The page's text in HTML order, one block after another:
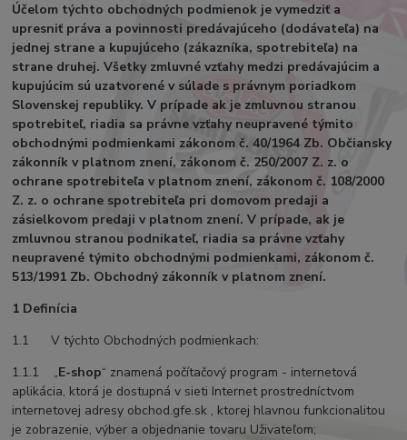
Účelom týchto obchodných podmienok je vymedziť a
upresniť práva a povinnosti predávajúceho (dodávateľa) na
jednej strane a kupujúceho (zákazníka, spotrebiteľa) na
strane druhej. Všetky zmluvné vzťahy medzi predávajúcim a
kupujúcim sú uzatvorené v súlade s právnym poriadkom
Slovenskej republiky. V prípade ak je zmluvnou stranou
spotrebiteľ, riadia sa právne vzťahy neupravené týmito
obchodnými podmienkami zákonom č. 40/1964 Zb. Občiansky
zákonník v platnom znení, zákonom č. 250/2007 Z. z. o
ochrane spotrebiteľa v platnom znení, zákonom č. 108/2000
Z. z. o ochrane spotrebiteľa pri domovom predaji a
zásielkovom predaji v platnom znení. V prípade, ak je
zmluvnou stranou podnikateľ, riadia sa právne vzťahy
neupravené týmito obchodnými podmienkami, zákonom č.
513/1991 Zb. Obchodný zákonník v platnom znení.
1 Definícia
1.1 V týchto Obchodných podmienkach:
1.1.1 „E-shop“ znamená počítačový program - internetová
aplikácia, ktorá je dostupná v sieti Internet prostredníctvom
internetovej adresy obchod.gfe.sk , ktorej hlavnou funkcionalitou
je zobrazenie, výber a objednanie tovaru Uživateľom;